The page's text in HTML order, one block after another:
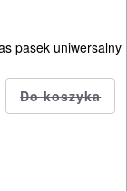
pasek uniwersalny